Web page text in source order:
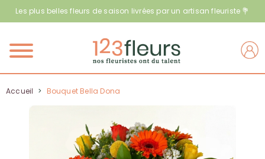
Les plus belles fleurs de saison livrées par un artisan fleuriste 💐
Menu
Accueil > Bouquet Bella Dona